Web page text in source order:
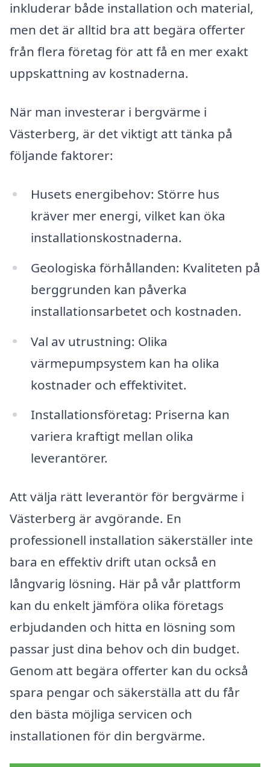
inkluderar både installation och material,
men det är alltid bra att begära offerter
från flera företag för att få en mer exakt
uppskattning av kostnaderna.
När man investerar i bergvärme i
Västerberg, är det viktigt att tänka på
följande faktorer:
Husets energibehov: Större hus
kräver mer energi, vilket kan öka
installationskostnaderna.
Geologiska förhållanden: Kvaliteten på
berggrunden kan påverka
installationsarbetet och kostnaden.
Val av utrustning: Olika
värmepumpsystem kan ha olika
kostnader och effektivitet.
Installationsföretag: Priserna kan
variera kraftigt mellan olika
leverantörer.
Att välja rätt leverantör för bergvärme i
Västerberg är avgörande. En
professionell installation säkerställer inte
bara en effektiv drift utan också en
långvarig lösning. Här på vår plattform
kan du enkelt jämföra olika företags
erbjudanden och hitta en lösning som
passar just dina behov och din budget.
Genom att begära offerter kan du också
spara pengar och säkerställa att du får
den bästa möjliga servicen och
installationen för din bergvärme.